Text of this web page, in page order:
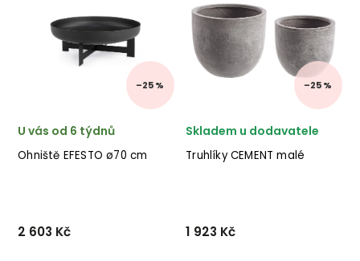
✅ krásný nábytek ✅ kvalitní
materiály ✅ nejnižší cena
✅ 30 denní v...
–25 %
Ohniště EFESTO ø70 cm
U vás od 6 týdnů
2 603 Kč
–25 %
Truhlíky CEMENT malé
Skladem u dodavatele
1 923 Kč